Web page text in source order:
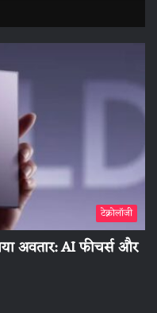
टेक्नोलॉजी
अवतार: AI फीचर्स और